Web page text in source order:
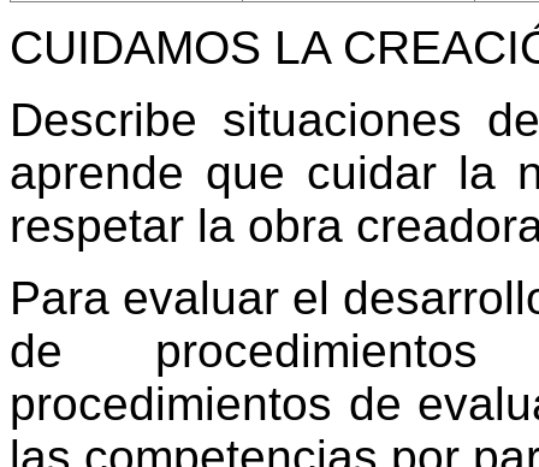
CUIDAMOS LA
Describe situaciones
aprende que cuidar la
respetar la obra
Para evaluar el
de
procedimientos de
las competencias por